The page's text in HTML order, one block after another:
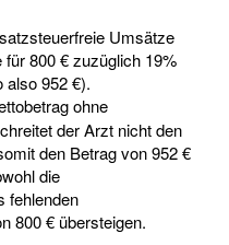
Umsätze
800 € zuzüglich 19%
also 952 €).
ohne
der Arzt nicht den
den Betrag von 952 €
die
fehlenden
800 € übersteigen.